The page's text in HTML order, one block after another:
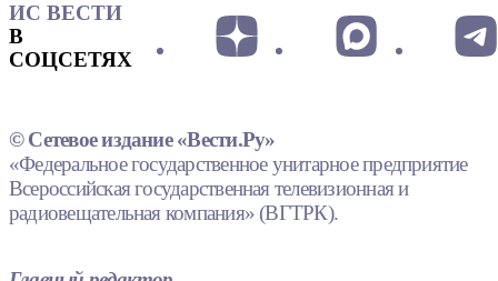
ИС ВЕСТИ
В
СОЦСЕТЯХ
© Сетевое издание «Вести.Ру»
«Федеральное государственное унитарное предприятие
Всероссийская государственная телевизионная и
радиовещательная компания» (ВГТРК).